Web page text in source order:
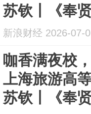
苏钦丨《奉
新浪财经 2026-07-
咖香满夜校
上海旅游高
苏钦丨《奉